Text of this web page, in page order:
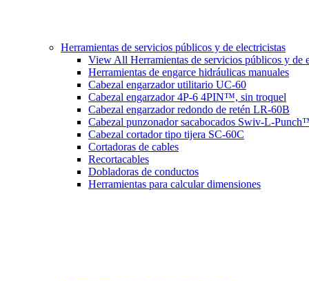
Herramientas de servicios públicos y de electricistas
View All Herramientas de servicios públicos y de
Herramientas de engarce hidráulicas manuales
Cabezal engarzador utilitario UC-60
Cabezal engarzador 4P-6 4PIN™, sin troquel
Cabezal engarzador redondo de retén LR-60B
Cabezal punzonador sacabocados Swiv-L-
Cabezal cortador tipo tijera SC-60C
Cortadoras de cables
Recortacables
Dobladoras de conductos
Herramientas para calcular dimensiones